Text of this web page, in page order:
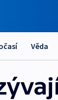
Věda